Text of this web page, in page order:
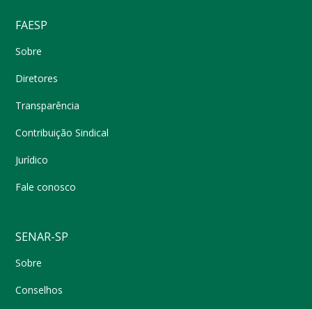
FAESP
Sobre
Diretores
Transparência
Contribuição Sindical
Jurídico
Fale conosco
SENAR-SP
Sobre
Conselhos